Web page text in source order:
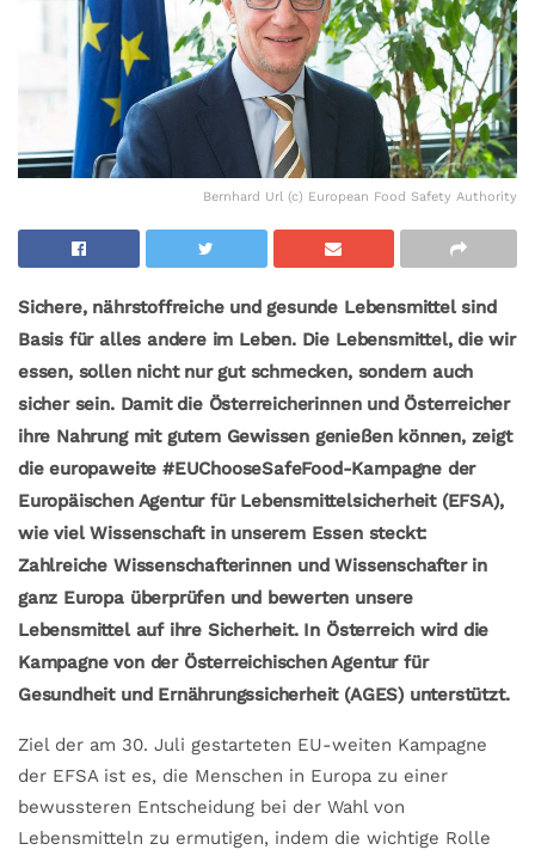
Bernhard Url (c) European Food Safety Authority
Sichere, nährstoffreiche und gesunde Lebensmittel sind
Basis für alles andere im Leben. Die Lebensmittel, die wir
essen, sollen nicht nur gut schmecken, sondern auch
sicher sein. Damit die Österreicherinnen und Österreicher
ihre Nahrung mit gutem Gewissen genießen können, zeigt
die europaweite #EUChooseSafeFood-Kampagne der
Europäischen Agentur für Lebensmittelsicherheit (EFSA),
wie viel Wissenschaft in unserem Essen steckt:
Zahlreiche Wissenschafterinnen und Wissenschafter in
ganz Europa überprüfen und bewerten unsere
Lebensmittel auf ihre Sicherheit. In Österreich wird die
Kampagne von der Österreichischen Agentur für
Gesundheit und Ernährungssicherheit (AGES) unterstützt.
Ziel der am 30. Juli gestarteten EU-weiten Kampagne
der EFSA ist es, die Menschen in Europa zu einer
bewussteren Entscheidung bei der Wahl von
Lebensmitteln zu ermutigen, indem die wichtige Rolle